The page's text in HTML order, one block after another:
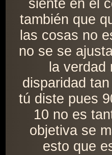
siente en el
también que
las cosas no
no se se
la verdad
disparidad
tú diste pues
10 no es
objetiva se
esto que